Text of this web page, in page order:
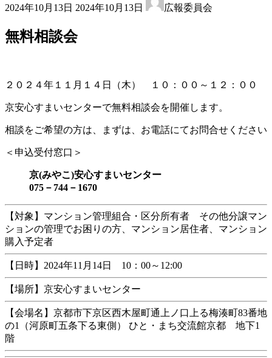
2024年10月13日 終
新
2024年10月13日 広報委員会
無料相談会
２０２４年１１月１４日（木） １０：００～１２：００
京安心すまいセンターで無料相談会を開催します。
相談をご希望の方は、まずは、お電話にてお問合せください
＜申込受付窓口＞
京(みやこ)安心すまいセンター
075－744－1670
【対象】マンション管理組合・区分所有者 その他分譲マン
ションの管理でお困りの方、マンション居住者、マンション
購入予定者
【日時】2024年11月14日 10：00～12:00
【場所】京安心すまいセンター
【会場名】京都市下京区西木屋町通上ノ口上る梅湊町83番地
の1（河原町五条下る東側） ひと・まち交流館京都 地下1
階